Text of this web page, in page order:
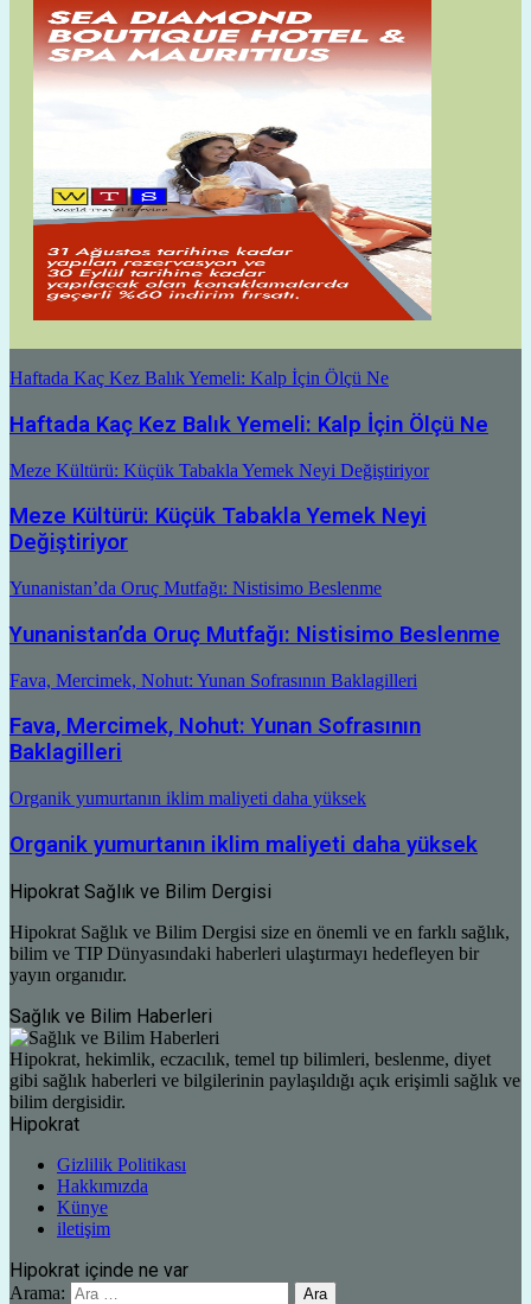
Haftada Kaç Kez Balık Yemeli: Kalp İçin Ölçü Ne
Haftada Kaç Kez Balık Yemeli: Kalp İçin Ölçü Ne
Meze Kültürü: Küçük Tabakla Yemek Neyi Değiştiriyor
Meze Kültürü: Küçük Tabakla Yemek Neyi
Değiştiriyor
Yunanistan’da Oruç Mutfağı: Nistisimo Beslenme
Yunanistan’da Oruç Mutfağı: Nistisimo Beslenme
Fava, Mercimek, Nohut: Yunan Sofrasının Baklagilleri
Fava, Mercimek, Nohut: Yunan Sofrasının
Baklagilleri
Organik yumurtanın iklim maliyeti daha yüksek
Organik yumurtanın iklim maliyeti daha yüksek
Hipokrat Sağlık ve Bilim Dergisi
Hipokrat Sağlık ve Bilim Dergisi size en önemli ve en farklı sağlık,
bilim ve TIP Dünyasındaki haberleri ulaştırmayı hedefleyen bir
yayın organıdır.
Sağlık ve Bilim Haberleri
Hipokrat, hekimlik, eczacılık, temel tıp bilimleri, beslenme, diyet
gibi sağlık haberleri ve bilgilerinin paylaşıldığı açık erişimli sağlık ve
bilim dergisidir.
Hipokrat
Gizlilik Politikası
Hakkımızda
Künye
iletişim
Hipokrat içinde ne var
Arama: